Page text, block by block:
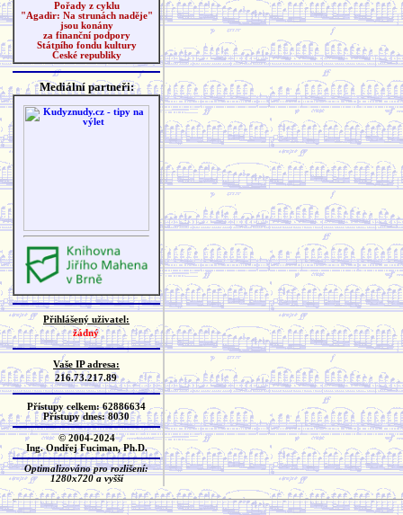
Pořady z cyklu
"Agadir: Na strunách naděje"
jsou konány
za finanční podpory
Státního fondu kultury
České republiky
Mediální partneři:
Přihlášený uživatel:
žádný
Vaše IP adresa:
216.73.217.89
Přístupy celkem: 62886634
Přístupy dnes: 8030
© 2004-2024
Ing. Ondřej Fuciman, Ph.D.
Optimalizováno pro rozlišení:
1280x720 a vyšší